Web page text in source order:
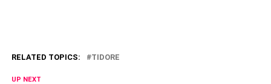
RELATED TOPICS: TIDORE
UP NEXT